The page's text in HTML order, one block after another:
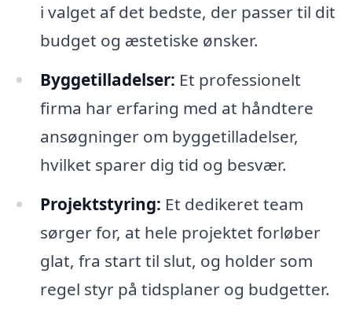
i valget af det bedste, der passer til dit
budget og æstetiske ønsker.
Byggetilladelser: Et professionelt
firma har erfaring med at håndtere
ansøgninger om byggetilladelser,
hvilket sparer dig tid og besvær.
Projektstyring: Et dedikeret team
sørger for, at hele projektet forløber
glat, fra start til slut, og holder som
regel styr på tidsplaner og budgetter.